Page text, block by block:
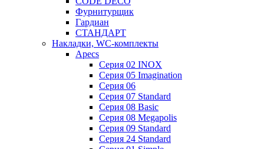
Фурнитурщик
Гардиан
СТАНДАРТ
Накладки, WC-комплекты
Apecs
Cерия 02 INOX
Cерия 05 Imagination
Cерия 06
Cерия 07 Standard
Cерия 08 Basic
Cерия 08 Megapolis
Cерия 09 Standard
Cерия 24 Standard